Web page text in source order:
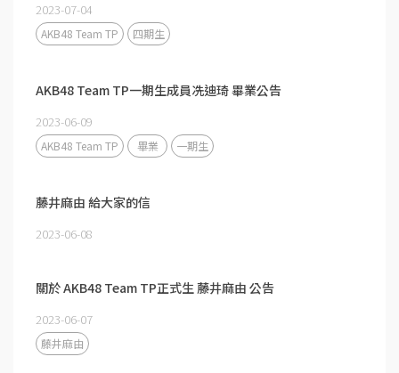
2023-07-04
AKB48 Team TP 四期生
AKB48 Team TP一期生成員冼迪琦 畢業公告
2023-06-09
AKB48 Team TP 畢業 一期生
藤井麻由 給大家的信
2023-06-08
關於 AKB48 Team TP正式生 藤井麻由 公告
2023-06-07
藤井麻由